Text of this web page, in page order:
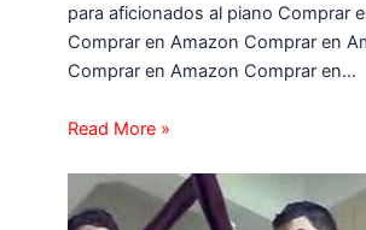
para aficionados al piano Comprar
Comprar en Amazon Comprar en
Comprar en Amazon Comprar en…
Read More »